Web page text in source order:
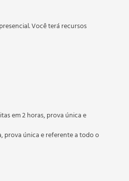
Você terá recursos
em 2 horas, prova única e
prova única e referente a todo o
curso.
desejar. Os cursos gratuitos